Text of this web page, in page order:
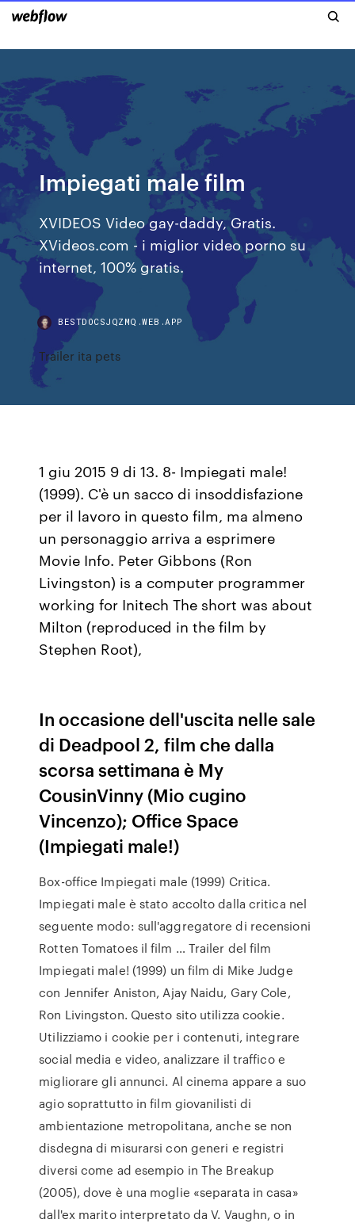
Impiegati male film
XVIDEOS Video gay-daddy, Gratis.
XVideos.com - i miglior video porno su
internet, 100% gratis.
BESTDOCSJQZMQ.WEB.APP
Trailer ita pets
1 giu 2015 9 di 13. 8- Impiegati male!
(1999). C'è un sacco di insoddisfazione
per il lavoro in questo film, ma almeno
un personaggio arriva a esprimere
Movie Info. Peter Gibbons (Ron
Livingston) is a computer programmer
working for Initech The short was about
Milton (reproduced in the film by
Stephen Root),
In occasione dell'uscita nelle sale
di Deadpool 2, film che dalla
scorsa settimana è My
CousinVinny (Mio cugino
Vincenzo); Office Space
(Impiegati male!)
Box-office Impiegati male (1999) Critica.
Impiegati male è stato accolto dalla critica nel
seguente modo: sull'aggregatore di recensioni
Rotten Tomatoes il film … Trailer del film
Impiegati male! (1999) un film di Mike Judge
con Jennifer Aniston, Ajay Naidu, Gary Cole,
Ron Livingston. Questo sito utilizza cookie.
Utilizziamo i cookie per i contenuti, integrare
social media e video, analizzare il traffico e
migliorare gli annunci. Al cinema appare a suo
agio soprattutto in film giovanilisti di
ambientazione metropolitana, anche se non
disdegna di misurarsi con generi e registri
diversi come ad esempio in The Breakup
(2005), dove è una moglie «separata in casa»
dall'ex marito interpretato da V. Vaughn, o in